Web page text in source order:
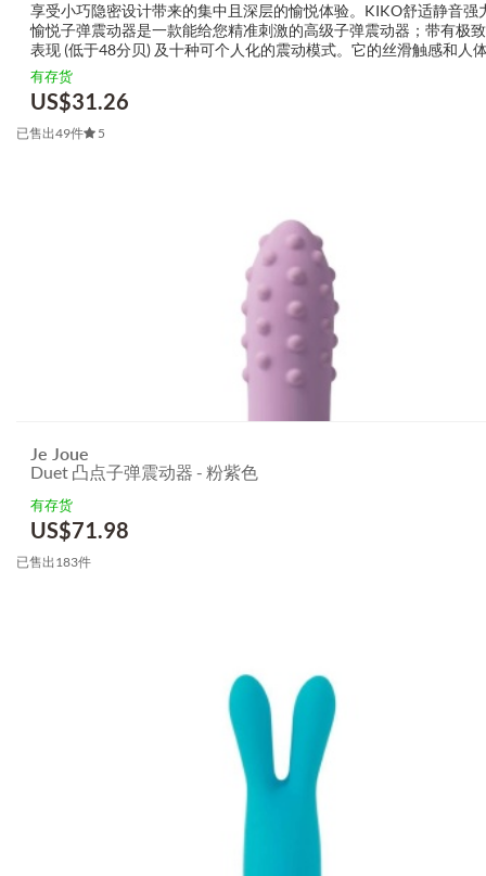
享受小巧隐密设计带来的集中且深层的愉悦体验。KIKO舒适静音强
愉悦子弹震动器是一款能给您精准刺激的高级子弹震动器；带有极
表现 (低于48分贝) 及十种可个人化的震动模式。它的丝滑触感和人
巧妙纹理矽胶为高级质感及舒适感加分。加上IPX7 防水等级让您可
它一起洗澡更方便清洁。...
有存货
US$31.26
已售出49件 5
Je Joue
Duet 凸点子弹震动器 - 粉紫色
有存货
US$71.98
已售出183件